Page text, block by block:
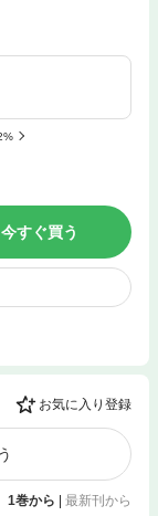
今すぐ買う
お気に入り登録
1巻から 最新刊から